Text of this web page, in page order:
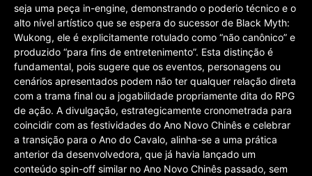
seja uma peça in-engine, demonstrando o poderio técnico e o
alto nível artístico que se espera do sucessor de Black Myth:
Wukong, ele é explicitamente rotulado como “não canônico” e
produzido “para fins de entretenimento”. Esta distinção é
fundamental, pois sugere que os eventos, personagens ou
cenários apresentados podem não ter qualquer relação direta
com a trama final ou a jogabilidade propriamente dita do RPG
de ação. A divulgação, estrategicamente cronometrada para
coincidir com as festividades do Ano Novo Chinês e celebrar
a transição para o Ano do Cavalo, alinha-se a uma prática
anterior da desenvolvedora, que já havia lançado um
conteúdo spin-off similar no Ano Novo Chinês passado, sem